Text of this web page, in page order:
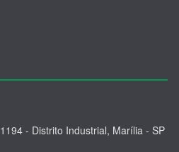
- Distrito Industrial, Marília - SP